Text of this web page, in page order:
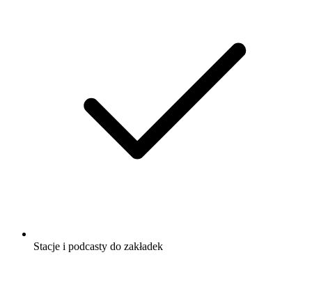
Stacje i podcasty do zakładek